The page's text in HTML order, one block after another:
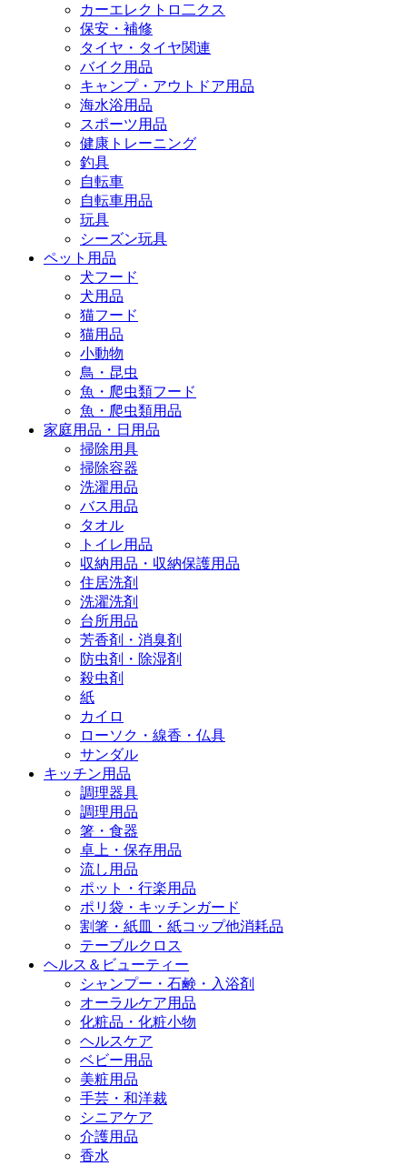
カーエレクトロ二クス
保安・補修
タイヤ・タイヤ関連
バイク用品
キャンプ・アウトドア用品
海水浴用品
スポーツ用品
健康トレーニング
釣具
自転車
自転車用品
玩具
シーズン玩具
ペット用品
犬フード
犬用品
猫フード
猫用品
小動物
鳥・昆虫
魚・爬虫類フード
魚・爬虫類用品
家庭用品・日用品
掃除用具
掃除容器
洗濯用品
バス用品
タオル
トイレ用品
収納用品・収納保護用品
住居洗剤
洗濯洗剤
台所用品
芳香剤・消臭剤
防虫剤・除湿剤
殺虫剤
紙
カイロ
ローソク・線香・仏具
サンダル
キッチン用品
調理器具
調理用品
箸・食器
卓上・保存用品
流し用品
ポット・行楽用品
ポリ袋・キッチンガード
割箸・紙皿・紙コップ他消耗品
テーブルクロス
ヘルス＆ビューティー
シャンプー・石鹸・入浴剤
オーラルケア用品
化粧品・化粧小物
ヘルスケア
ベビー用品
美粧用品
手芸・和洋裁
シニアケア
介護用品
香水